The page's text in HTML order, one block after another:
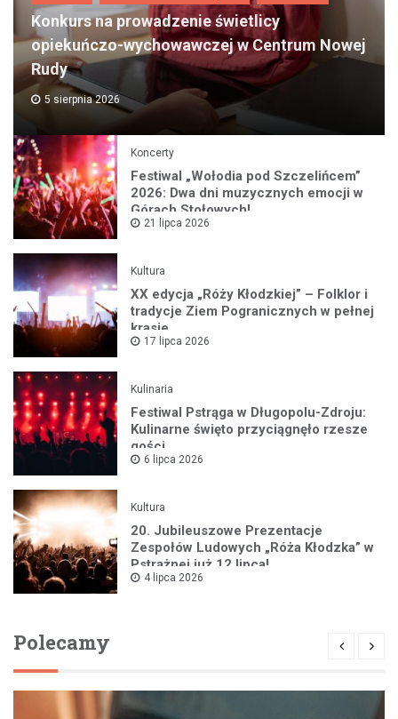
Konkurs na prowadzenie świetlicy
opiekuńczo-wychowawczej w Centrum Nowej
Rudy
5 sierpnia 2026
Koncerty
Festiwal „Wołodia pod Szczelińcem”
2026: Dwa dni muzycznych emocji w
Górach Stołowych!
21 lipca 2026
Kultura
XX edycja „Róży Kłodzkiej” – Folklor i
tradycje Ziem Pogranicznych w pełnej
krasie
17 lipca 2026
Kulinaria
Festiwal Pstrąga w Długopolu-Zdroju:
Kulinarne święto przyciągnęło rzesze
gości
6 lipca 2026
Kultura
20. Jubileuszowe Prezentacje
Zespołów Ludowych „Róża Kłodzka” w
Pstrążnej już 12 lipca!
4 lipca 2026
Polecamy